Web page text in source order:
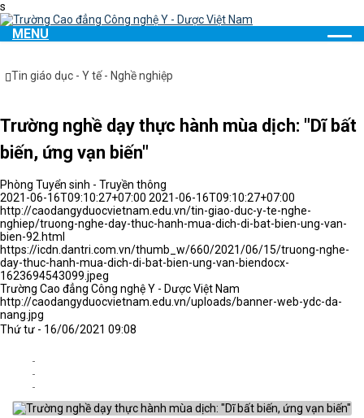
s
MENU
Tin giáo dục - Y tế - Nghề nghiệp
Trường nghề dạy thực hành mùa dịch: "Dĩ bất
biến, ứng vạn biến"
Phòng Tuyển sinh - Truyền thông
2021-06-16T09:10:27+07:00 2021-06-16T09:10:27+07:00
http://caodangyduocvietnam.edu.vn/tin-giao-duc-y-te-nghe-
nghiep/truong-nghe-day-thuc-hanh-mua-dich-di-bat-bien-ung-van-
bien-92.html
https://icdn.dantri.com.vn/thumb_w/660/2021/06/15/truong-nghe-
day-thuc-hanh-mua-dich-di-bat-bien-ung-van-biendocx-
1623694543099.jpeg
Trường Cao đẳng Công nghệ Y - Dược Việt Nam
http://caodangyduocvietnam.edu.vn/uploads/banner-web-ydc-da-
nang.jpg
Thứ tư - 16/06/2021 09:08